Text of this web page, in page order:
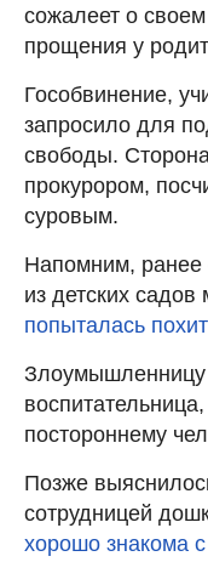
сожалеет о
прощения у
Гособвинение,
запросило для
свободы.
прокурором,
суровым.
Напомним, ранее
из детских садов
попыталась
Злоумышленницу
постороннему
Позже
сотрудницей
хорошо знакома